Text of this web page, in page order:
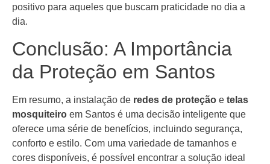
positivo para aqueles que buscam praticidade no dia a
dia.
Conclusão: A Importância
da Proteção em Santos
Em resumo, a instalação de redes de proteção e telas
mosquiteiro em Santos é uma decisão inteligente que
oferece uma série de benefícios, incluindo segurança,
conforto e estilo. Com uma variedade de tamanhos e
cores disponíveis, é possível encontrar a solução ideal